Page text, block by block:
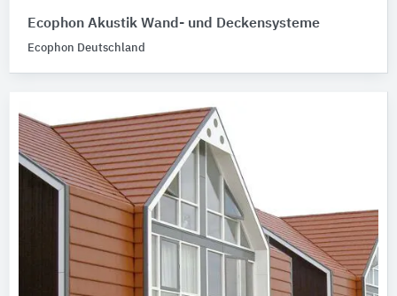
Ecophon Akustik Wand- und Deckensysteme
Ecophon Deutschland